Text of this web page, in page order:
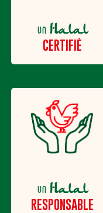
un Halal
CERTIFIÉ
un Halal
RESPONSABLE